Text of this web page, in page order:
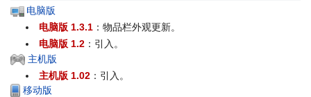
电脑版
电脑版 1.3.1 ：物品栏外观更新。
电脑版 1.2 ：引入。
主机版
主机版 1.02 ：引入。
移动版